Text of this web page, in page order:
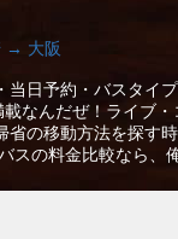
→ 大阪
当日予約・バスタイ
なんだぜ！ライブ
の移動方法を探す
スの料金比較なら、